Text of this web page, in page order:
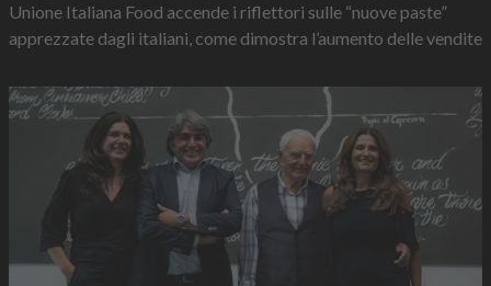
Unione Italiana Food accende i riflettori sulle “nuove paste”
apprezzate dagli italiani, come dimostra l’aumento delle vendite